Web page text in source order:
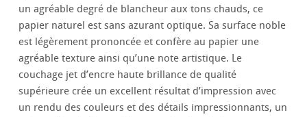
un agréable degré de blancheur aux tons chauds, ce
papier naturel est sans azurant optique. Sa surface noble
est légèrement prononcée et confère au papier une
agréable texture ainsi qu’une note artistique. Le
couchage jet d’encre haute brillance de qualité
supérieure crée un excellent résultat d’impression avec
un rendu des couleurs et des détails impressionnants, un